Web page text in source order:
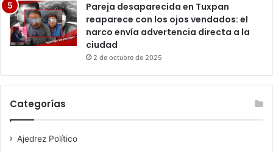
Pareja desaparecida en Tuxpan
reaparece con los ojos vendados: el
narco envía advertencia directa a la
ciudad
2 de octubre de 2025
Categorías
Ajedrez Político